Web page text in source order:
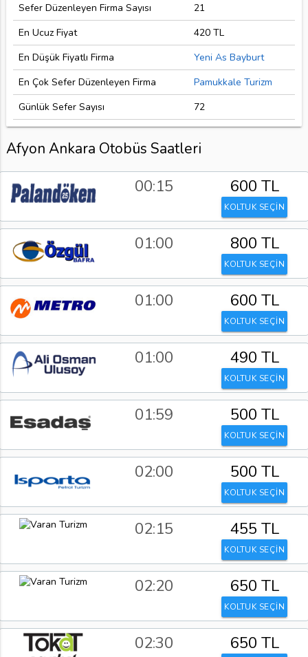
Sefer Düzenleyen Firma Sayısı
21
En Ucuz Fiyat
420 TL
En Düşük Fiyatlı Firma
Yeni As Bayburt
En Çok Sefer Düzenleyen Firma
Pamukkale Turizm
Günlük Sefer Sayısı
72
Afyon Ankara Otobüs Saatleri
00:15 600 TL
KOLTUK SEÇİN
01:00 800 TL
KOLTUK SEÇİN
01:00 600 TL
KOLTUK SEÇİN
01:00 490 TL
KOLTUK SEÇİN
01:59 500 TL
KOLTUK SEÇİN
02:00 500 TL
KOLTUK SEÇİN
02:15 455 TL
KOLTUK SEÇİN
02:20 650 TL
KOLTUK SEÇİN
02:30 650 TL